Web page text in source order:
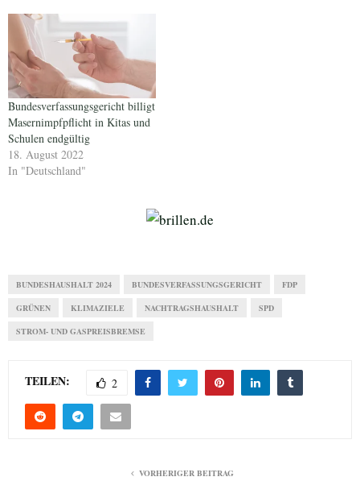
Bundesverfassungsgericht billigt
Masernimpfpflicht in Kitas und
Schulen endgültig
18. August 2022
In "Deutschland"
BUNDESHAUSHALT 2024 BUNDESVERFASSUNGSGERICHT FDP
GRÜNEN KLIMAZIELE NACHTRAGSHAUSHALT SPD
STROM- UND GASPREISBREMSE
TEILEN: 2
VORHERIGER BEITRAG